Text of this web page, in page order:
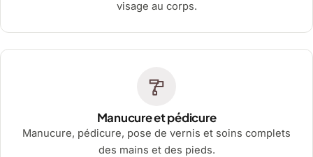
visage au corps.
Manucure et pédicure
Manucure, pédicure, pose de vernis et soins complets
des mains et des pieds.